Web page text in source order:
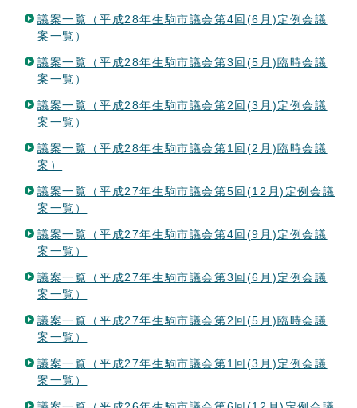
議案一覧（平成28年生駒市議会第4回(6月)定例会議
案一覧）
議案一覧（平成28年生駒市議会第3回(5月)臨時会議
案一覧）
議案一覧（平成28年生駒市議会第2回(3月)定例会議
案一覧）
議案一覧（平成28年生駒市議会第1回(2月)臨時会議
案）
議案一覧（平成27年生駒市議会第5回(12月)定例会議
案一覧）
議案一覧（平成27年生駒市議会第4回(9月)定例会議
案一覧）
議案一覧（平成27年生駒市議会第3回(6月)定例会議
案一覧）
議案一覧（平成27年生駒市議会第2回(5月)臨時会議
案一覧）
議案一覧（平成27年生駒市議会第1回(3月)定例会議
案一覧）